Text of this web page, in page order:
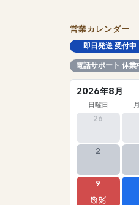
営業カレンダー
即日発送 受付中
電話サポート 休業
2026年8月
日曜日
26
2
9